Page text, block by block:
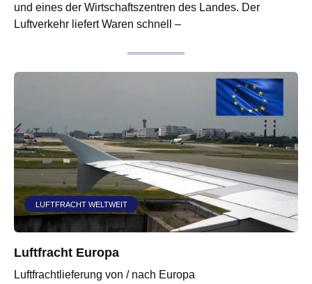
und eines der Wirtschaftszentren des Landes. Der
Luftverkehr liefert Waren schnell –
LUFTFRACHT WELTWEIT
Luftfracht Europa
Luftfrachtlieferung von / nach Europa